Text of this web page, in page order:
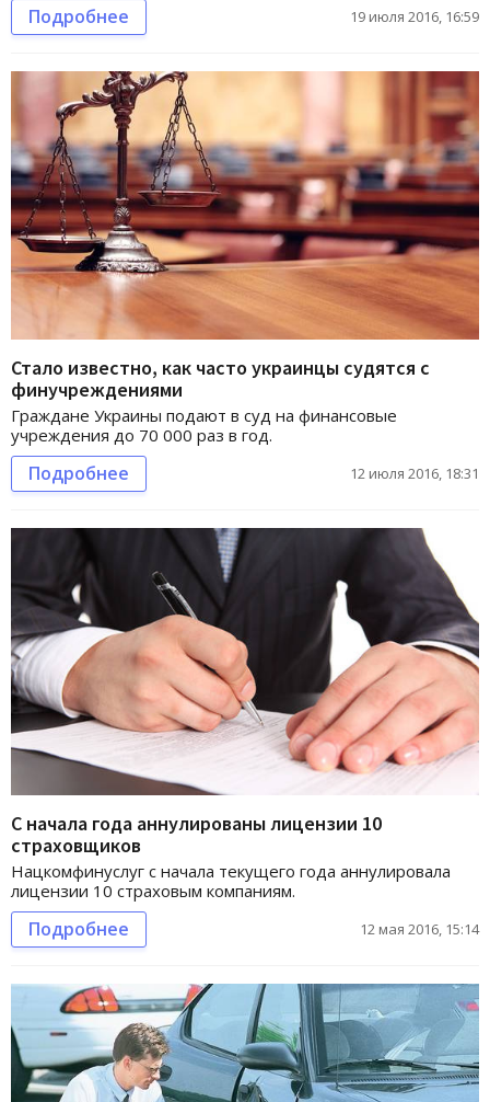
Подробнее 19 июля 2016, 16:59
Стало известно, как часто украинцы судятся с
финучреждениями
Граждане Украины подают в суд на финансовые
учреждения до 70 000 раз в год.
Подробнее 12 июля 2016, 18:31
С начала года аннулированы лицензии 10
страховщиков
Нацкомфинуслуг с начала текущего года аннулировала
лицензии 10 страховым компаниям.
Подробнее 12 мая 2016, 15:14